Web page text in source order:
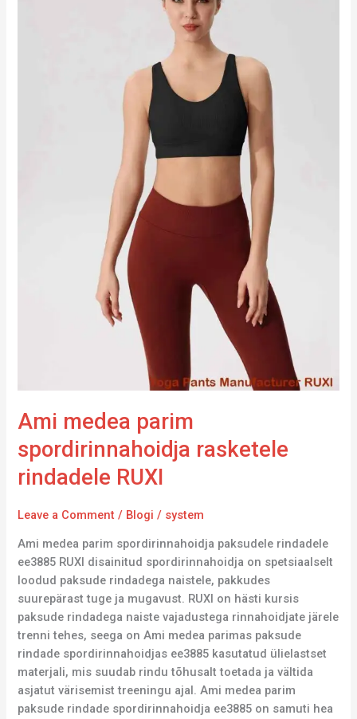
Ami medea parim
spordirinnahoidja rasketele
rindadele RUXI
Leave a Comment / Blogi / system
Ami medea parim spordirinnahoidja paksudele rindadele
ee3885 RUXI disainitud spordirinnahoidja on spetsiaalselt
loodud paksude rindadega naistele, pakkudes
suurepärast tuge ja mugavust. RUXI on hästi kursis
paksude rindadega naiste vajadustega rinnahoidjate järele
trenni tehes, seega on Ami medea parimas paksude
rindade spordirinnahoidjas ee3885 kasutatud ülielastset
materjali, mis suudab rindu tõhusalt toetada ja vältida
asjatut värisemist treeningu ajal. Ami medea parim
paksude rindade spordirinnahoidja ee3885 on samuti hea